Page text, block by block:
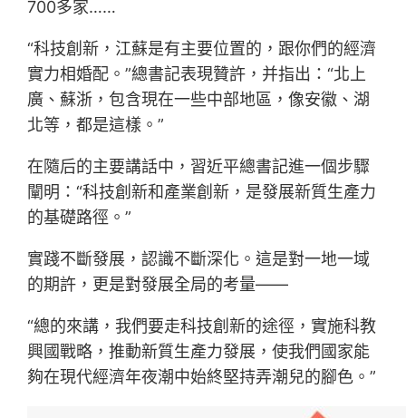
700多家……
“科技創新，江蘇是有主要位置的，跟你們的經濟
實力相婚配。”總書記表現贊許，并指出：“北上
廣、蘇浙，包含現在一些中部地區，像安徽、湖
北等，都是這樣。”
在隨后的主要講話中，習近平總書記進一個步驟
闡明：“科技創新和產業創新，是發展新質生產力
的基礎路徑。”
實踐不斷發展，認識不斷深化。這是對一地一域
的期許，更是對發展全局的考量——
“總的來講，我們要走科技創新的途徑，實施科教
興國戰略，推動新質生產力發展，使我們國家能
夠在現代經濟年夜潮中始終堅持弄潮兒的腳色。”